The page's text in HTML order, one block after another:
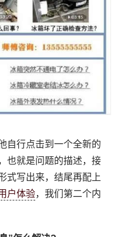
自行点击到一个全新的
也就是问题的描述，接
式写出来，结尾再配上
户体验，我们第二个内